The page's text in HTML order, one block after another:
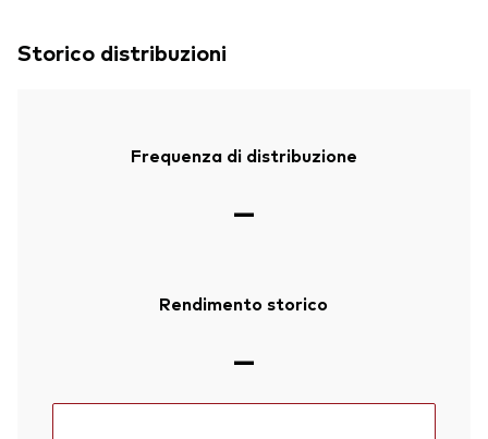
Storico distribuzioni
Frequenza di distribuzione
—
Rendimento storico
—